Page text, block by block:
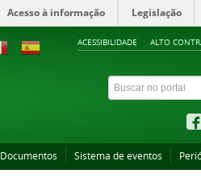
Acesso à informação Legislação
ACESSIBILIDADE ALTO
Documentos Sistema de eventos